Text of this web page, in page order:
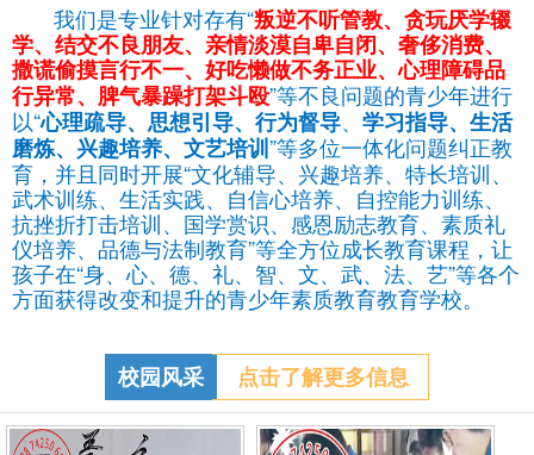
我们是专业针对存有“叛逆不听管教、 贪玩厌学辍
学、结交不良朋友、亲情淡漠自卑自闭、奢侈消费、
撒谎偷摸言行不一、好吃懒做不务正业、心理障碍品
行异常、脾气暴躁打架斗殴”等不良问题的青少年进行
以“心理疏导、思想引导、行为督导、 学习指导、生活
磨炼、兴趣培养、文艺培训”等多位一体化问题纠正教
育，并且同时开展“文化辅导、兴趣培养、特长培训、
武术训练、生活实践、自信心培养、自控能力训练、
抗挫折打击培训、国学赏识、感恩励志教育、素质礼
仪培养、品德与法制教育”等全方位成长教育课程，让
孩子在“身、心、德、礼、智、文、武、法、艺”等各个
方面获得改变和提升的青少年素质教育教育学校。
校园风采 点击了解更多信息